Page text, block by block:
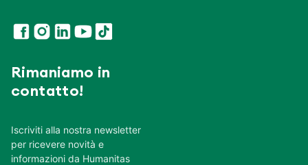
Rimaniamo in
contatto!
Iscriviti alla nostra newsletter
per ricevere novità e
informazioni da Humanitas